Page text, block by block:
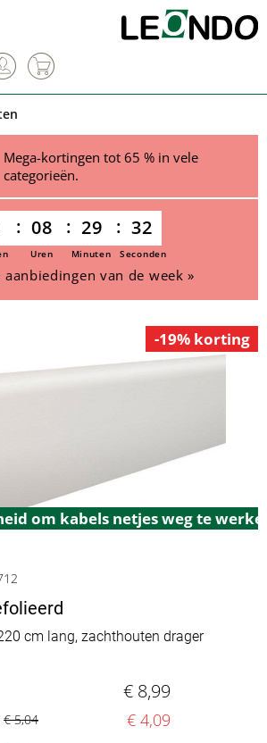
Mega-kortingen tot 65 % in vele
categorieën.
08 29 32
Uren Minuten Seconden
aanbiedingen van de week »
-19% korting
om kabels netjes weg te
cm lang, zachthouten drager
€ 8,99
€ 5,04 € 4,09